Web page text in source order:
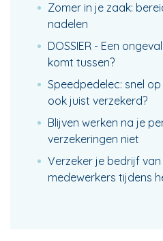
Zomer in je zaak:
nadelen
DOSSIER - Een
komt tussen?
Speedpedelec: snel
ook juist verzekerd?
Blijven werken na je
verzekeringen niet
Verzeker je bedrijf
medewerkers tijdens